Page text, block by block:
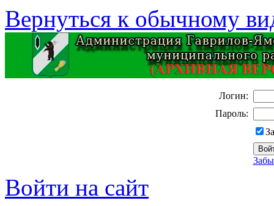
Вернуться к обычному
Логин:
Пароль:
Войти на сайт